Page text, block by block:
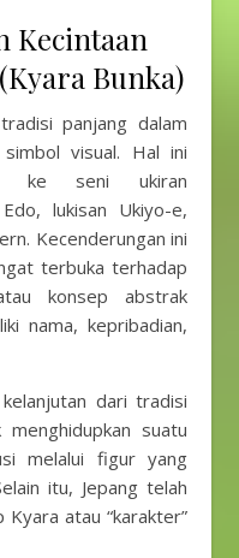
Kecintaan
Bunka)
panjang dalam
visual. Hal ini
ke seni ukiran
lukisan Ukiyo-e,
Kecenderungan ini
terbuka terhadap
konsep abstrak
nama, kepribadian,
dari tradisi
suatu
melalui figur yang
itu, Jepang telah
atau “karakter”